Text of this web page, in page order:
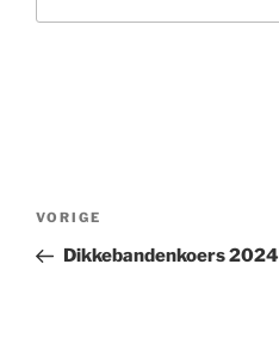
Bericht
Vorig
bericht
VORIGE
Dikkebandenkoers 2024